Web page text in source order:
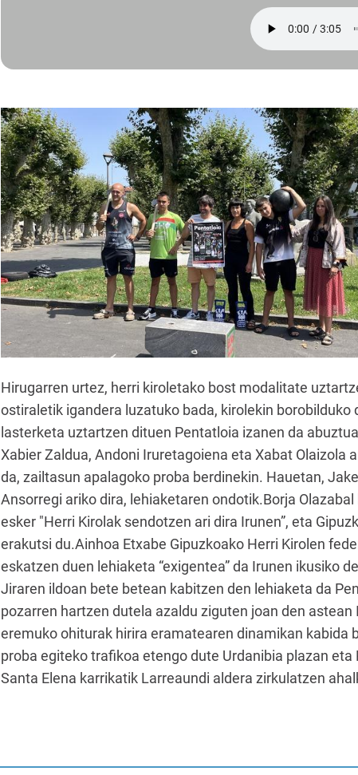
Hirugarren urtez, herri kiroletako bost modalitate
ostiraletik igandera luzatuko bada, kirolekin
lasterketa uztartzen dituen Pentatloia izanen da
Xabier Zaldua, Andoni Iruretagoiena eta Xabat Olaizola
da, zailtasun apalagoko proba berdinekin. Hauetan,
Ansorregi ariko dira, lehiaketaren ondotik.Borja
esker "Herri Kirolak sendotzen ari dira Irunen”, eta
erakutsi du.Ainhoa Etxabe Gipuzkoako Herri Kirolen
eskatzen duen lehiaketa “exigentea” da Irunen ikusiko
Jiraren ildoan bete betean kabitzen den lehiaketa da
pozarren hartzen dutela azaldu ziguten joan den
eremuko ohiturak hirira eramatearen dinamikan kabida
proba egiteko trafikoa etengo dute Urdanibia plazan
Santa Elena karrikatik Larreaundi aldera zirkulatzen